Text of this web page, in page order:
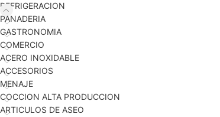
REFRIGERACION
PANADERIA
GASTRONOMIA
COMERCIO
ACERO INOXIDABLE
ACCESORIOS
MENAJE
COCCION ALTA PRODUCCION
ARTICULOS DE ASEO